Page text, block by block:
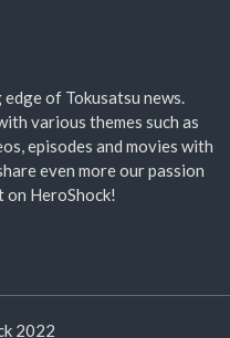
of Tokusatsu news.
various themes such as
episodes and movies with
even more our passion
on HeroShock!
2022